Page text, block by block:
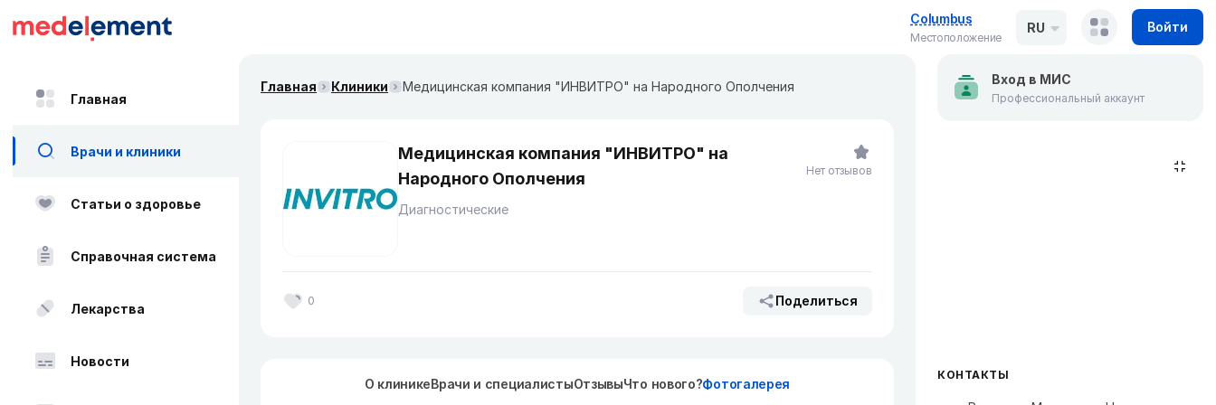
Columbus
Местоположение
RU Войти
Главная
Врачи и клиники
Статьи о здоровье
Справочная система
Лекарства
Новости
Главная Клиники Медицинская компания "ИНВИТРО" на Народного Ополчения
Медицинская компания "ИНВИТРО" на
Народного Ополчения
Диагностические
0 Поделиться
Нет отзывов
О клиникеВрачи и специалистыОтзывыЧто нового?Фотогалерея
Вход в МИС
Профессиональный аккаунт
КОНТАКТЫ